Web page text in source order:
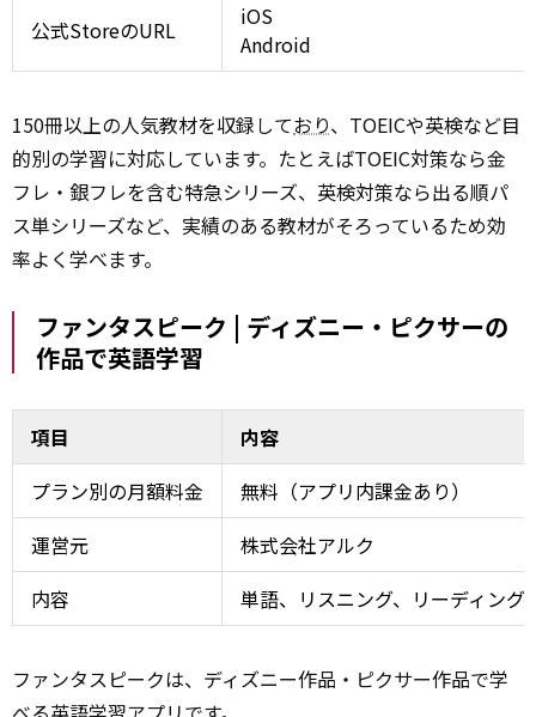
公式StoreのURL
iOS
Android
150冊以上の人気教材を収録しており、TOEICや英検など目
的別の学習に対応しています。たとえばTOEIC対策なら金
フレ・銀フレを含む特急シリーズ、英検対策なら出る順パ
ス単シリーズなど、実績のある教材がそろっているため効
率よく学べます。
ファンタスピーク | ディズニー・ピクサーの
作品で英語学習
項目
内容
プラン別の月額料金
無料（アプリ内課金あり）
運営元
株式会社アルク
内容
単語、リスニング、リーディング
ファンタスピークは、ディズニー作品・ピクサー作品で学